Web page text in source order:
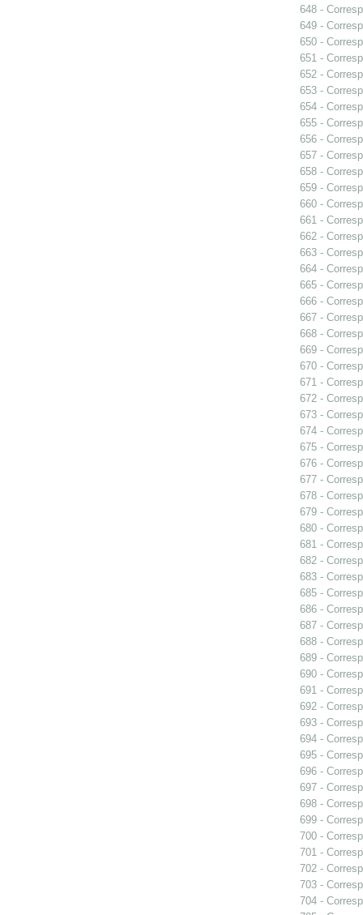
648 -
649 -
650 -
651 -
652 -
653 -
654 -
655 -
656 -
657 -
658 -
659 -
660 -
661 -
662 -
663 -
664 -
665 -
666 -
667 -
668 -
669 -
670 -
671 -
672 -
673 -
674 -
675 -
676 -
677 -
678 -
679 -
680 -
681 -
682 -
683 -
685 -
686 -
687 -
688 -
689 -
690 -
691 -
692 -
693 -
694 -
695 -
696 -
697 -
698 -
699 -
700 -
701 -
702 -
703 -
704 -